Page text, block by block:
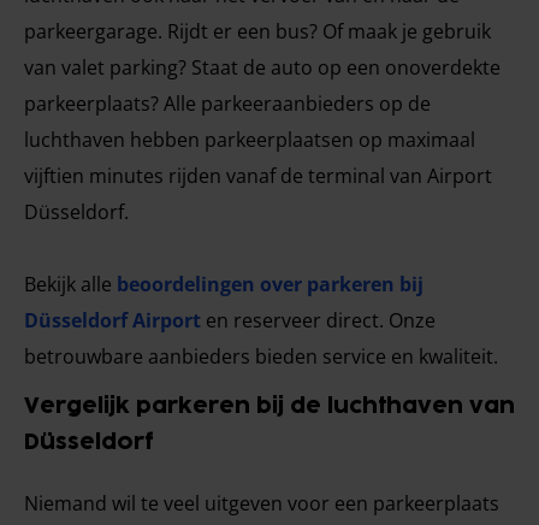
parkeergarage. Rijdt er een bus? Of maak je gebruik
van valet parking? Staat de auto op een onoverdekte
parkeerplaats? Alle parkeeraanbieders op de
luchthaven hebben parkeerplaatsen op maximaal
vijftien minutes rijden vanaf de terminal van Airport
Düsseldorf.
Bekijk alle beoordelingen over parkeren bij
Düsseldorf Airport en reserveer direct. Onze
betrouwbare aanbieders bieden service en kwaliteit.
Vergelijk parkeren bij de luchthaven van
Düsseldorf
Niemand wil te veel uitgeven voor een parkeerplaats